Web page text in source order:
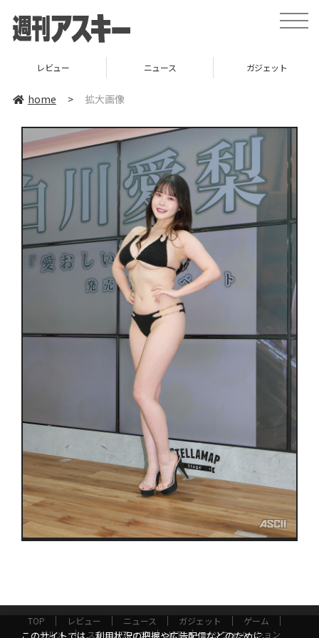
toggle
レビュー ニュース ガジェット
home > 拡大画像
TOP レビュー ニュース ガジェット
ゲーム
グルメ
スタートアップ ICT インフォメーション